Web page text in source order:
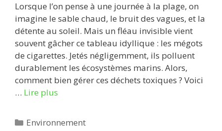
Lorsque l’on pense à une journée à la plage, on
imagine le sable chaud, le bruit des vagues, et la
détente au soleil. Mais un fléau invisible vient
souvent gâcher ce tableau idyllique : les mégots
de cigarettes. Jetés négligemment, ils polluent
durablement les écosystèmes marins. Alors,
comment bien gérer ces déchets toxiques ? Voici
… Lire plus
Catégories
Environnement